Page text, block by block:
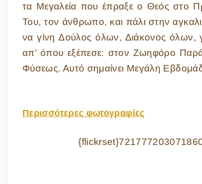
τα Μεγαλεία που έπραξε ο Θεός στο
Του, τον άνθρωπο, και πάλι στην
να γίνη Δούλος όλων, Διάκονος όλων,
απ’ όπου εξέπεσε: στον Ζωηφόρο
Φύσεως. Αυτό σημαίνει Μεγάλη
Περισσότερες φωτογραφίες